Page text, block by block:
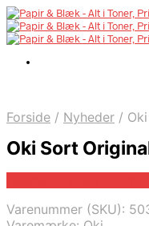
Forside / Nyheder /
Oki Sort
Varenummer (SKU):